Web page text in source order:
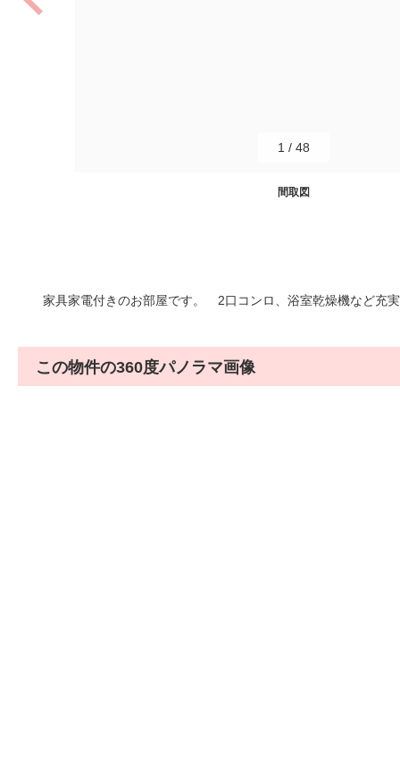
間取図
1 / 48
家具家電付きのお部屋です。 2口コンロ、浴室乾燥機など
この物件の360度パノラマ画像